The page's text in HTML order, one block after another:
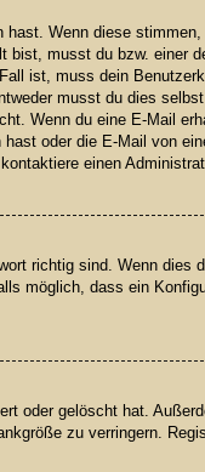
hast. Wenn diese
musst du bzw. einer
ist, muss dein
musst du dies
Wenn du eine E-Mail
oder die E-Mail von
einen
richtig sind. Wenn dies
möglich, dass ein
oder gelöscht hat.
zu verringern.